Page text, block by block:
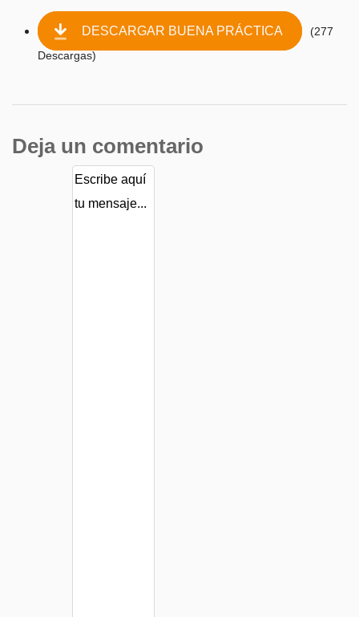
DESCARGAR BUENA PRÁCTICA
(277
Descargas)
Deja un comentario